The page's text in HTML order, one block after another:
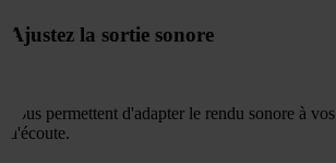
Ajustez la sortie sonore
vous permettent d'adapter le rendu sonore à
d'écoute.